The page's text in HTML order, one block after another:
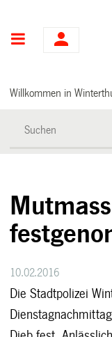
Willkommen in
10.02.2016
Die Stadtpolizei